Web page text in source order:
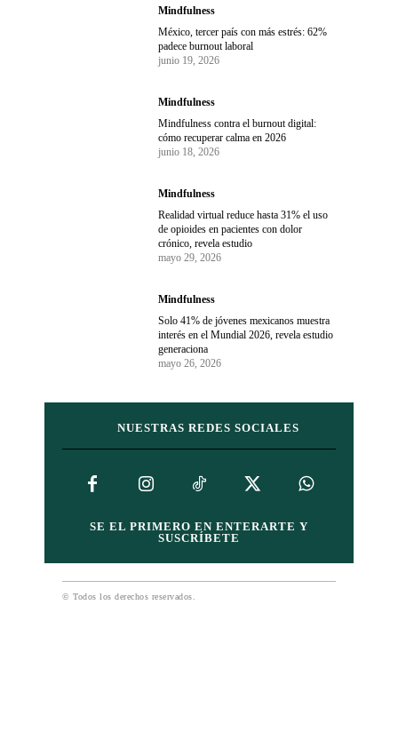
Mindfulness
México, tercer país con más estrés: 62%
padece burnout laboral
junio 19, 2026
Mindfulness
Mindfulness contra el burnout digital:
cómo recuperar calma en 2026
junio 18, 2026
Mindfulness
Realidad virtual reduce hasta 31% el uso
de opioides en pacientes con dolor
crónico, revela estudio
mayo 29, 2026
Mindfulness
Solo 41% de jóvenes mexicanos muestra
interés en el Mundial 2026, revela estudio
generaciona
mayo 26, 2026
NUESTRAS REDES SOCIALES
SE EL PRIMERO EN ENTERARTE Y
SUSCRÍBETE
© Todos los derechos reservados.